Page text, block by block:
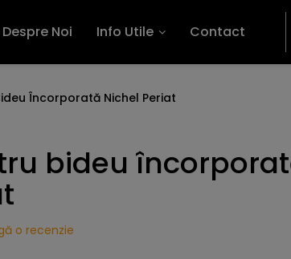
Despre Noi Info Utile Contact
Încorporată Nichel Periat
bideu
o recenzie